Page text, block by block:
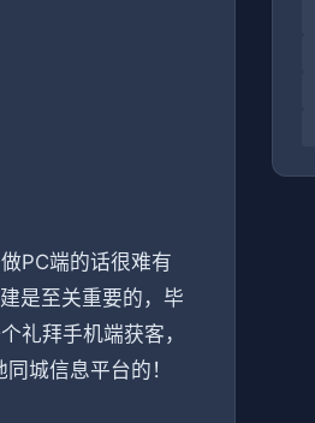
PC端的话很难有
是至关重要的，毕
礼拜手机端获客，
城信息平台的！